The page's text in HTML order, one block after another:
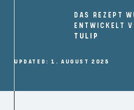
DAS REZEPT
ENTWICKELT
TULIP
UPDATED: 1. AUGUST 2025